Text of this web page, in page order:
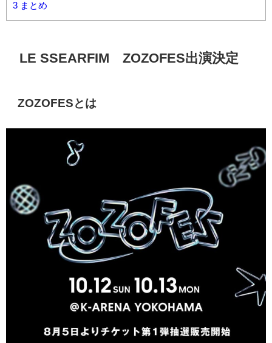
3 まとめ
LE SSEARFIM ZOZOFES出演決定
ZOZOFESとは